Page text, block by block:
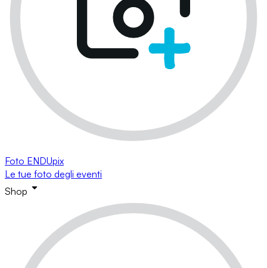
Foto ENDUpix
Le tue foto degli eventi
Shop